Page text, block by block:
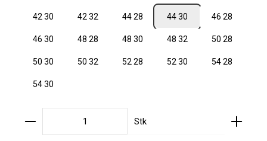
42 30 42 32 44 28 44 30 46 28
46 30 48 28 48 30 48 32 50 28
50 30 50 32 52 28 52 30 54 28
54 30
Produkt Anzahl: Gib den gewünschten Wert ein
Stk